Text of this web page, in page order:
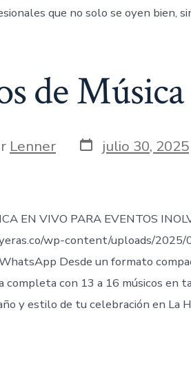
que no solo se oyen bien,
de
Lenner Fecha
de
julio 30, 2025
EN VIVO PARA EVENTOS
wp-content/uploads/2025/
Desde un formato
completa con 13 a 16 músicos en
y estilo de tu celebración en La